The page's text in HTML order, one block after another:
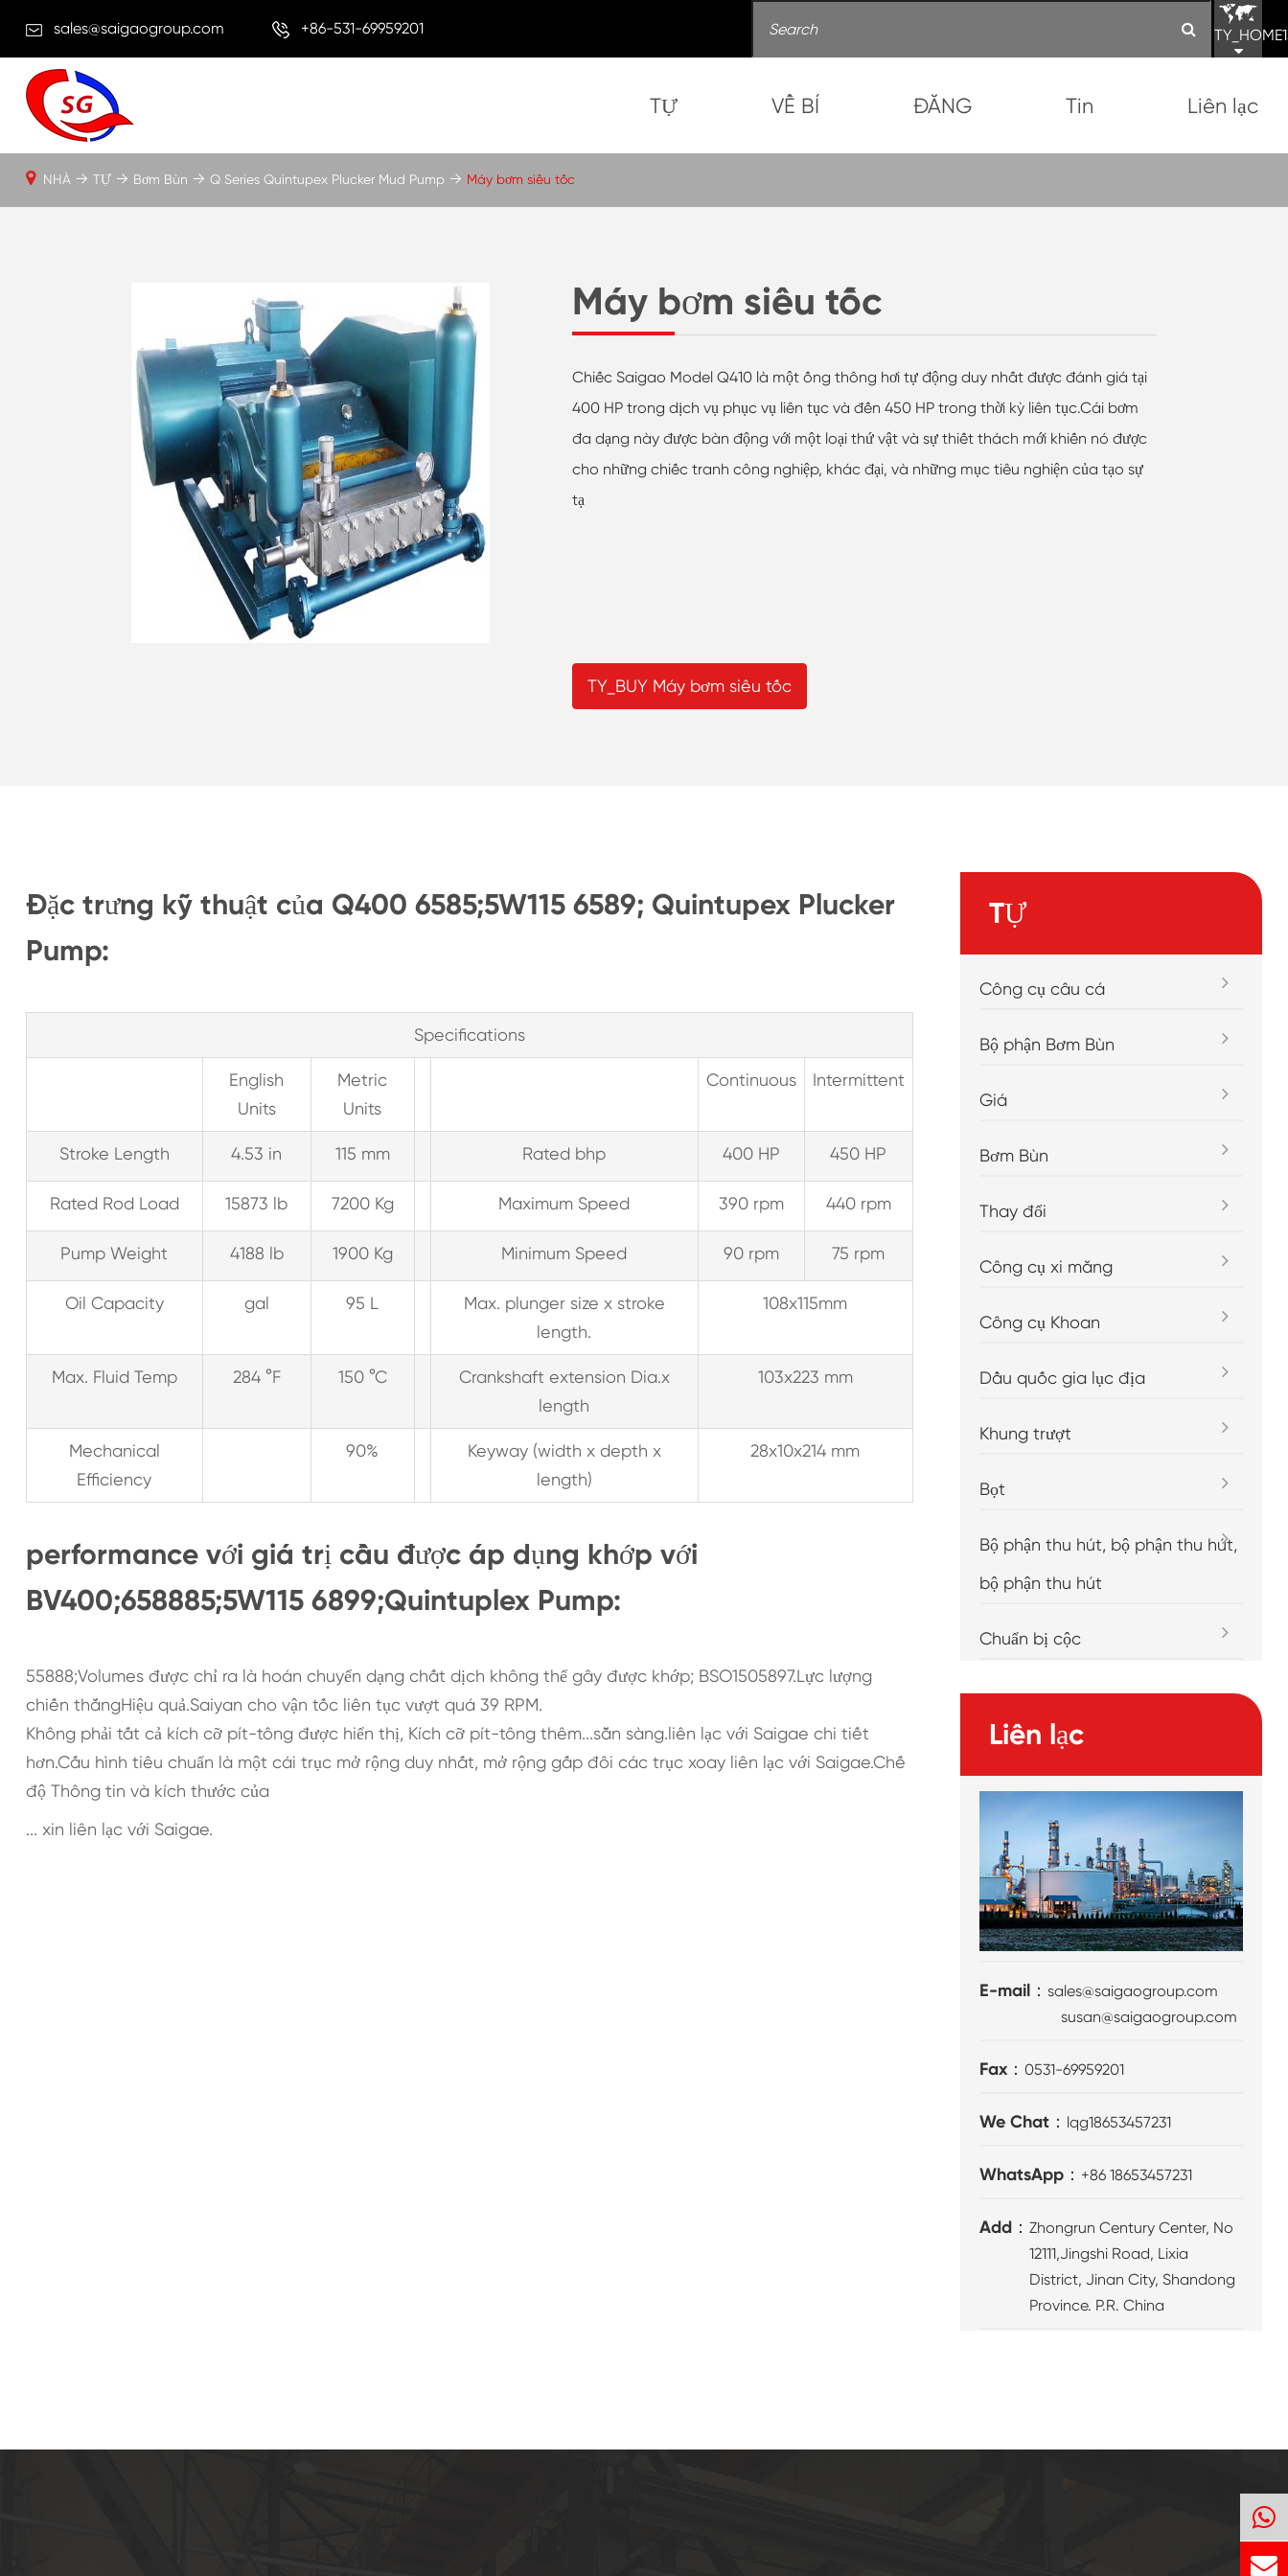
sales@saigaogroup.com +86-531-69959201
TỰ VỀ BÍ ĐĂNG Tin Liên lạc
Máy bơm siêu tốc
Chiếc Saigao Model Q410 là một ống thông hơi tự động duy nhất được đánh giá tại
400 HP trong dịch vụ phục vụ liên tục và đến 450 HP trong thời kỳ liên tục.Cái bơm
đa dạng này được bàn động với một loại thứ vật và sự thiết thách mới khiến nó được
cho những chiếc tranh công nghiệp, khác đại, và những mục tiêu nghiện của tạo sự
tạ
TY_BUY Máy bơm siêu tốc
NHÀ TỰ Bơm Bùn Q Series Quintupex Plucker Mud Pump Máy bơm siêu tốc
Đặc trưng kỹ thuật của Q400 6585;5W115 6589; Quintupex Plucker
Pump:
Specifications
English
Units
Metric
Units
Continuous Intermittent
Stroke Length 4.53 in 115 mm Rated bhp 400 HP 450 HP
Rated Rod Load 15873 lb 7200 Kg Maximum Speed 390 rpm 440 rpm
Pump Weight 4188 lb 1900 Kg Minimum Speed 90 rpm 75 rpm
Oil Capacity gal 95 L
Max. plunger size x stroke
length.
108x115mm
Max. Fluid Temp 284 °F 150 °C
Crankshaft extension Dia.x
length
103x223 mm
Mechanical
Efficiency
90%
Keyway (width x depth x
length)
28x10x214 mm
performance với giá trị cầu được áp dụng khớp với
BV400;658885;5W115 6899;Quintuplex Pump:
55888;Volumes được chỉ ra là hoán chuyển dạng chất dịch không thể gây được khớp; BSO1505897.Lực lượng
chiến thắngHiệu quả.Saiyan cho vận tốc liên tục vượt quá 39 RPM.
Không phải tất cả kích cỡ pít-tông được hiển thị, Kích cỡ pít-tông thêm...sẵn sàng.liên lạc với Saigae chi tiết
hơn.Cấu hình tiêu chuẩn là một cái trục mở rộng duy nhất, mở rộng gấp đôi các trục xoay liên lạc với Saigae.Chế
độ Thông tin và kích thước của
... xin liên lạc với Saigae.
TỰ
Công cụ câu cá
Bộ phận Bơm Bùn
Giá
Bơm Bùn
Thay đổi
Công cụ xi măng
Công cụ Khoan
Dầu quốc gia lục địa
Khung trượt
Bọt
Bộ phận thu hút, bộ phận thu hút,
bộ phận thu hút
Chuẩn bị cộc
Liên lạc
E-mail：sales@saigaogroup.com
susan@saigaogroup.com
Fax：0531-69959201
We Chat： lqg18653457231
WhatsApp： +86 18653457231
Add：Zhongrun Century Center, No
12111,Jingshi Road, Lixia
District, Jinan City, Shandong
Province. P.R. China